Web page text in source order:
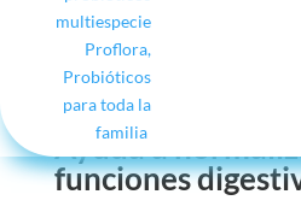
Ayuda a disminuir
molestias
cólico del
tiempo del llanto).
Ayuda a
funciones